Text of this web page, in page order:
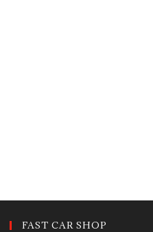
FAST CAR SHOP